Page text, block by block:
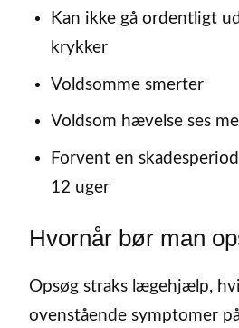
Kan ikke gå ordentligt
krykker
Voldsomme smerter
Voldsom hævelse ses
Forvent en
12 uger
Hvornår bør man
Opsøg straks lægehjælp,
ovenstående symptomer